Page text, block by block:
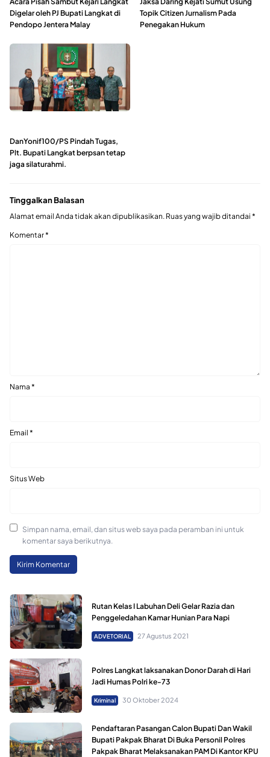
Digelar oleh PJ Bupati Langkat di
Pendopo Jentera Malay
Topik Citizen Jurnalism Pada
Penegakan Hukum
DanYonif100/PS Pindah Tugas,
Plt. Bupati Langkat berpsan tetap
jaga silaturahmi.
Tinggalkan Balasan
Alamat email Anda tidak akan dipublikasikan. Ruas yang wajib ditandai *
Komentar*
Nama *
Email *
Situs Web
Simpan nama, email, dan situs web saya pada peramban ini untuk
komentar saya berikutnya.
Rutan Kelas I Labuhan Deli Gelar Razia dan
Penggeledahan Kamar Hunian Para Napi
ADVETORIAL 27 Agustus 2021
Polres Langkat laksanakan Donor Darah di Hari
Jadi Humas Polri ke-73
Kriminal 30 Oktober 2024
Pendaftaran Pasangan Calon Bupati Dan Wakil
Bupati Pakpak Bharat Di Buka Personil Polres
Pakpak Bharat Melaksanakan PAM Di Kantor KPU